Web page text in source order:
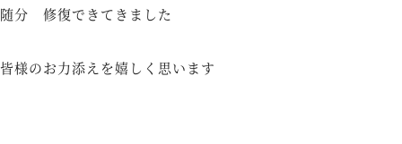
随分 修復できてきました
皆様のお力添えを嬉しく思います